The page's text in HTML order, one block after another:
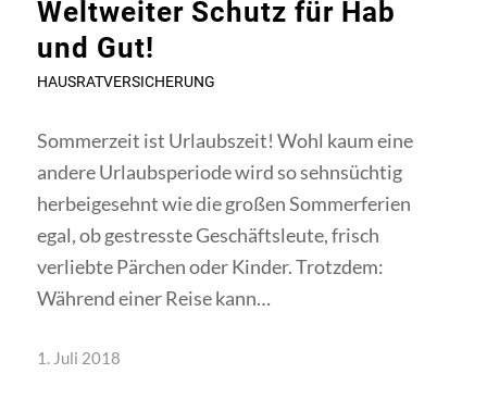
Weltweiter Schutz für Hab
und Gut!
HAUSRATVERSICHERUNG
Sommerzeit ist Urlaubszeit! Wohl kaum eine
andere Urlaubsperiode wird so sehnsüchtig
herbeigesehnt wie die großen Sommerferien
egal, ob gestresste Geschäftsleute, frisch
verliebte Pärchen oder Kinder. Trotzdem:
Während einer Reise kann…
1. Juli 2018